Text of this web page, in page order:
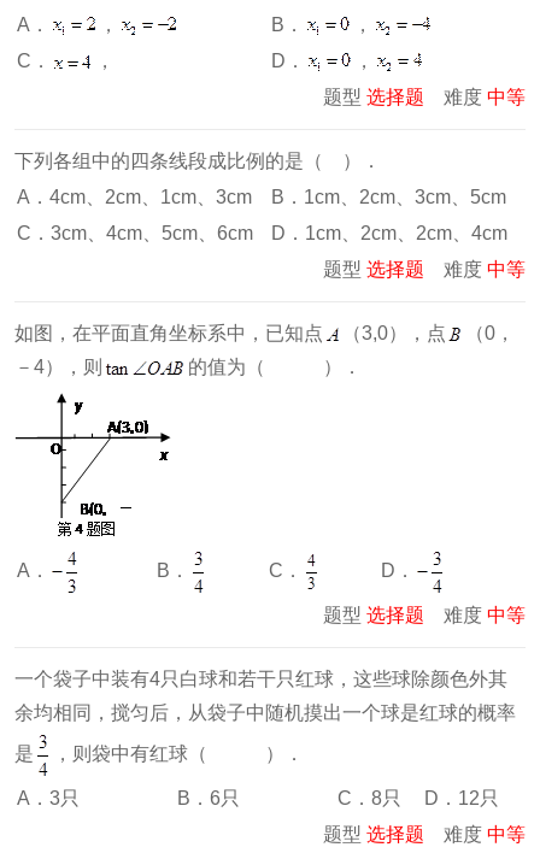
A．
， B．
，
C．
， D．
，
题型 选择题 难度 中等
下列各组中的四条线段成比例的是（ ）．
A．4cm、2cm、1cm、3cm
B．1cm、2cm、3cm、5cm
C．3cm、4cm、5cm、6cm
D．1cm、2cm、2cm、4cm
题型 选择题 难度 中等
如图，在平面直角坐标系中，已知点 （3,0），点
（0，
－4），则
的值为（ ）．
A． B． C． D．
题型 选择题 难度 中等
一个袋子中装有4只白球和若干只红球，这些球除颜色外其
余均相同，搅匀后，从袋子中随机摸出一个球是红球的概率
是
，则袋中有红球（ ）．
A．3只 B．6只 C．8只
D．12只
题型 选择题 难度 中等